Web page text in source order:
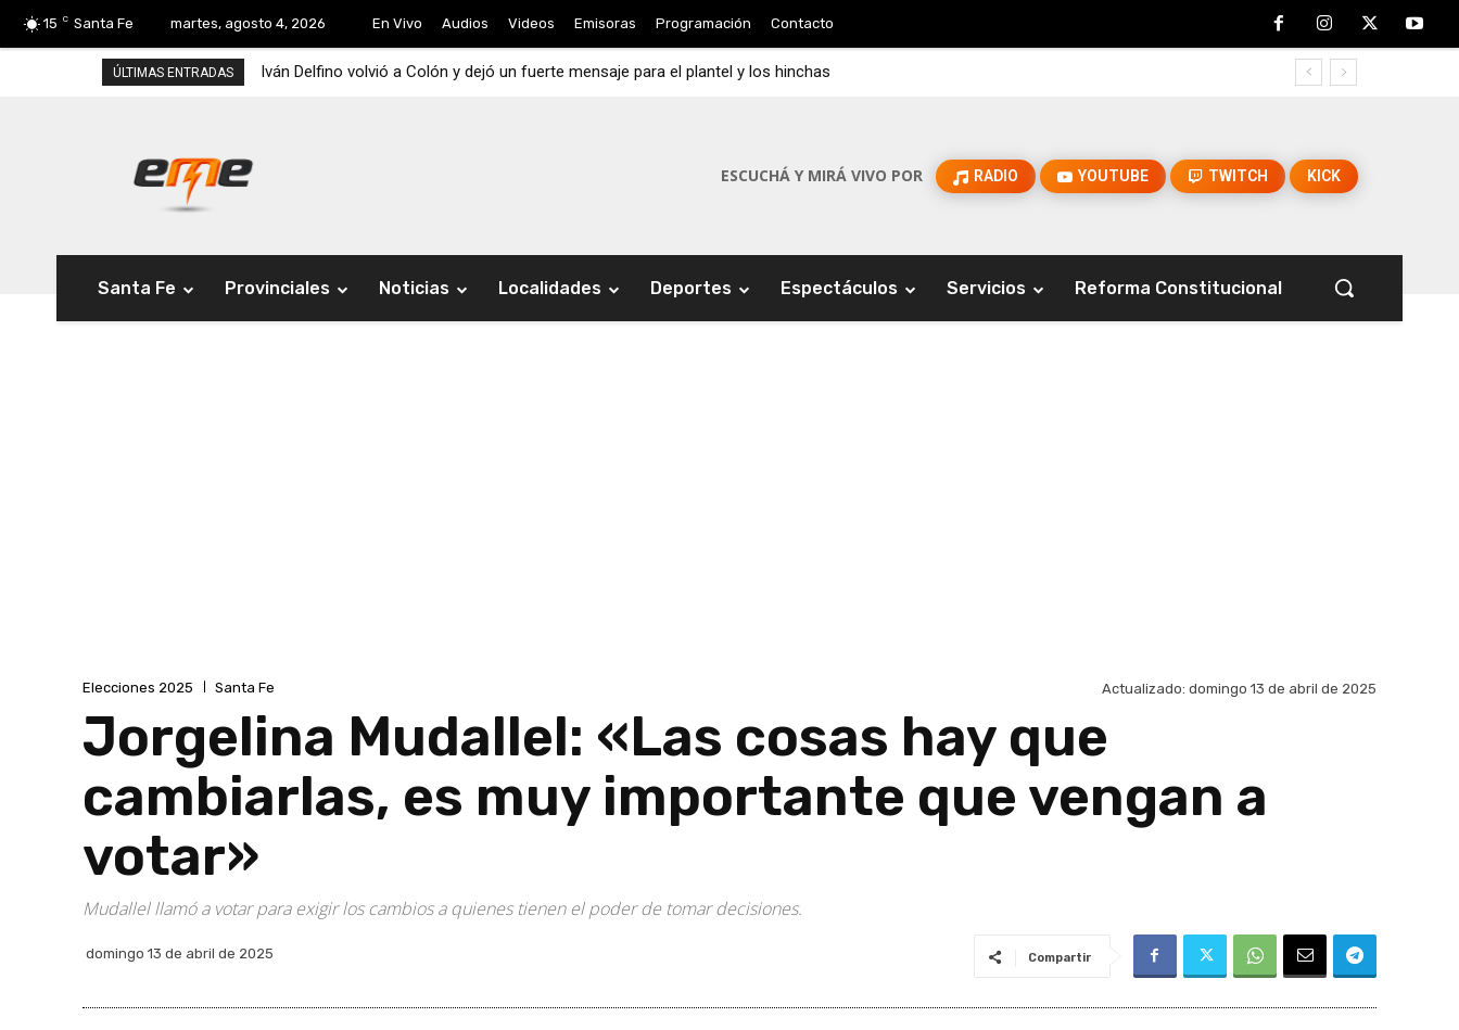
15 C Santa Fe martes, agosto 4, 2026 En Vivo Audios Videos Emisoras Programación Contacto
ÚLTIMAS ENTRADAS Iván Delfino volvió a Colón y dejó un fuerte mensaje para el plantel y los hinchas
ESCUCHÁ Y MIRÁ VIVO POR RADIO YOUTUBE TWITCH KICK
Santa Fe Provinciales Noticias Localidades Deportes Espectáculos Servicios Reforma Constitucional
Elecciones 2025 Santa Fe Actualizado: domingo 13 de abril de 2025
Jorgelina Mudallel: «Las cosas hay que
cambiarlas, es muy importante que vengan a
votar»
Mudallel llamó a votar para exigir los cambios a quienes tienen el poder de tomar decisiones.
domingo 13 de abril de 2025 Compartir